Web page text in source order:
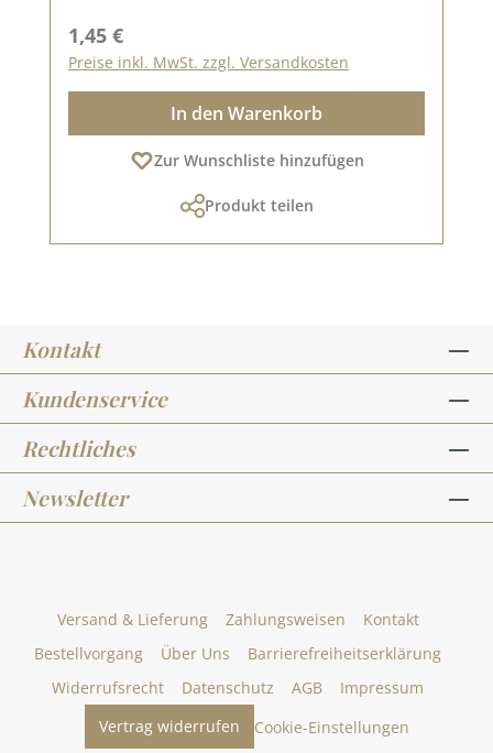
Regulärer Preis:
1,45 €
Preise inkl. MwSt. zzgl. Versandkosten
In den Warenkorb
Zur Wunschliste hinzufügen
Produkt teilen
Kontakt
Kundenservice
Rechtliches
Newsletter
Versand & Lieferung Zahlungsweisen
Kontakt
Bestellvorgang
Über Uns
Barrierefreiheitserklärung
Widerrufsrecht
Datenschutz AGB
Impressum
Vertrag widerrufen
Cookie-Einstellungen